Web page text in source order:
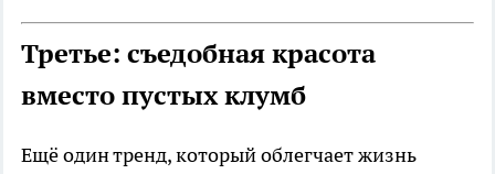
Третье: съедобная красота
вместо пустых клумб
Ещё один тренд, который облегчает жизнь